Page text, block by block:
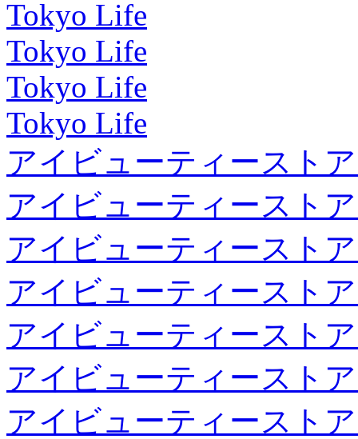
Tokyo Life
Tokyo Life
Tokyo Life
Tokyo Life
アイビューティースト
アイビューティースト
アイビューティースト
アイビューティースト
アイビューティースト
アイビューティースト
アイビューティースト